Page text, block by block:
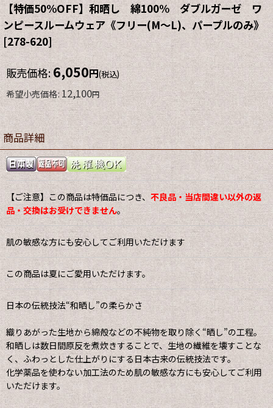
【特価50%OFF】和晒し 綿100% ダブルガーゼ ワ
ンピースルームウェア《フリー(M〜L)、パープルのみ》
[278-620]
販売価格:6,050円(税込)
希望小売価格: 12,100円
商品詳細
【ご注意】この商品は特価品につき、不良品・当店間違い以外の返
品・交換はお受けできません。
肌の敏感な方にも安心してご利用いただけます
この商品は夏にご愛用いただけます。
日本の伝統技法“和晒し”の柔らかさ
織りあがった生地から綿殻などの不純物を取り除く“晒し”の工程。
和晒しは数日間原反を煮炊きすることで、生地の繊維を壊すことな
く、ふわっとした仕上がりにする日本古来の伝統技法です。
化学薬品を使わない加工法のため肌の敏感な方にも安心してご利用
いただけます。